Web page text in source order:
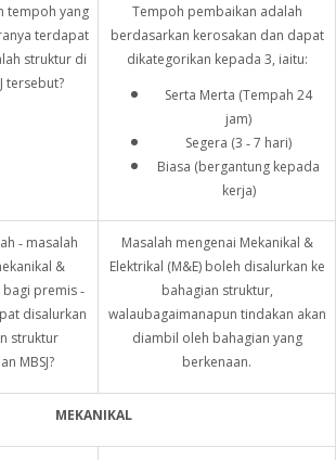
tempoh yang
terdapat
struktur di
tersebut?
Tempoh pembaikan adalah
berdasarkan kerosakan dan dapat
dikategorikan kepada 3, iaitu:
Serta Merta (Tempah 24
jam)
Segera (3 ‑ 7 hari)
Biasa (bergantung kepada
kerja)
‑ masalah
&
bagi premis ‑
disalurkan
struktur
MBSJ?
Masalah mengenai Mekanikal &
Elektrikal (M&E) boleh disalurkan ke
bahagian struktur,
walaubagaimanapun tindakan akan
diambil oleh bahagian yang
berkenaan.
MEKANIKAL